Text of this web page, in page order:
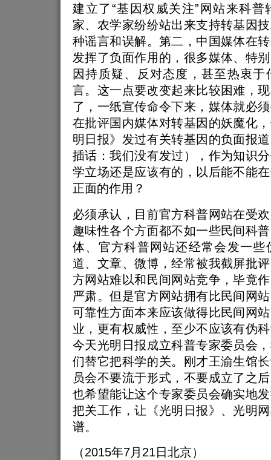
建立了“基因权威关注”网站来科普
家、农学家纷纷站出来支持转基因
种谣言和误解。第二，中国媒体在
发挥了负面作用的，很多媒体、特
因持质疑、反对态度，甚至热衷
言。这一点要改变起来比较困难，
了，一纸宣传命令下来，媒体就必
在批评国内媒体对转基因的妖魔化
明日报》发过有关转基因的负面报
插话：我们没有发过），作为知识
学立场还是应该有的，以后能不能
正面的作用？
必须承认，目前官方科普网站在受
趣味性各个方面都不如一些民间科
体、官方科普网站还经常会发一些
道、文章、微博，经常被我截屏批
方网站难以和民间网站竞争，毕竟
严肃。但是官方网站拥有比民间网
可靠性方面本来应该做得比民间网
业，更有权威性，至少不应该有伪
今天光明日报成立科普专家委员会
们替它把科学的关。刚才王渝生馆
员会不要流于形式，不要成立了之
也希望能让这个专家委员会确实地
把关工作，让《光明日报》、光明
谱。
（2015年7月21日北京）